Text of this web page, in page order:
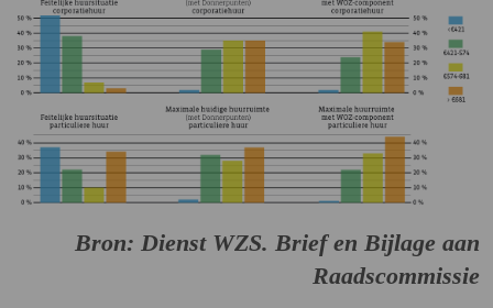
Bron: Dienst WZS. Brief en Bijlage aan
Raadscommissie